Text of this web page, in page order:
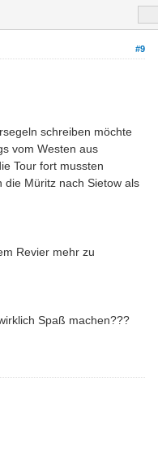
#9
schreiben möchte
vom Westen aus
Tour fort mussten
die Müritz nach Sietow als
Revier mehr zu
Spaß machen???